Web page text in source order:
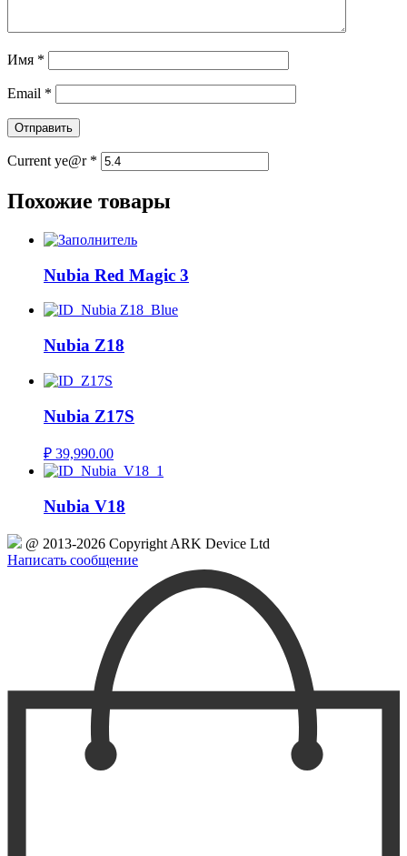
Имя *
Email *
Current ye@r *
Похожие товары
Nubia Red Magic 3
Nubia Z18
Nubia Z17S
₽ 39,990.00
Nubia V18
@ 2013-2026 Copyright ARK Device Ltd
Написать сообщение